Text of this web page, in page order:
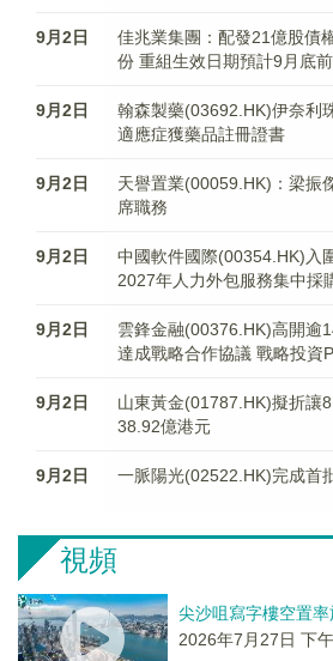
9月2日
佳兆業集團：配發21億股債
份 重組生效日期預計9月底前
9月2日
翰森製藥(03692.HK)伊奈利
適應症獲藥品註冊證書
9月2日
天譽置業(00059.HK)：梁振
席職務
9月2日
中國軟件國際(00354.HK)入
2027年人力外包服務集中採
9月2日
雲鋒金融(00376.HK)高開逾
達成戰略合作協議 戰略投資
9月2日
山東黃金(01787.HK)擬折讓
38.92億港元
9月2日 一脈陽光(02522.HK)完成首
視頻
尖沙咀寫字樓空置
2026年7月27日 下